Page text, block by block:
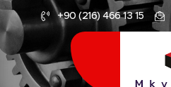
+90 (216) 466 13 15